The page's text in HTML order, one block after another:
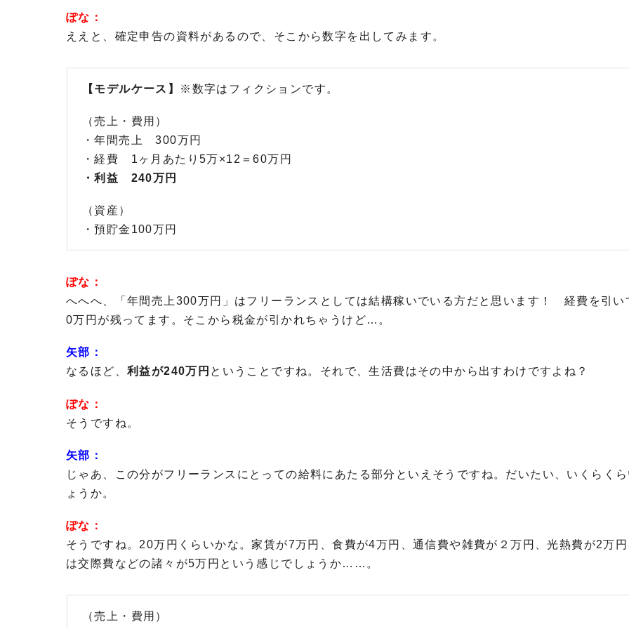
ぽな：
ええと、確定申告の資料があるので、そこから数字を出してみます。
【モデルケース】 ※数字はフィクションです。
（売上・費用）
・年間売上 300万円
・経費 1ヶ月あたり5万×12＝60万円
・利益 240万円
（資産）
・預貯金100万円
ぽな：
へへへ、「年間売上300万円」はフリーランスとしては結構稼いでいる方だと思います！ 経費を引い
0万円が残ってます。そこから税金が引かれちゃうけど…。
矢部：
なるほど、利益が240万円 ということですね。それで、生活費はその中から出すわけですよね？
ぽな：
そうですね。
矢部：
じゃあ、この分がフリーランスにとっての給料にあたる部分といえそうですね。だいたい、いくらく
ょうか。
ぽな：
そうですね。20万円くらいかな。家賃が7万円、食費が4万円、通信費や雑費が２万円、光熱費が2万
は交際費などの諸々が5万円という感じでしょうか……。
（売上・費用）